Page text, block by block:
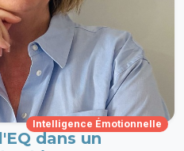
Intelligence Émotionnelle
dans un